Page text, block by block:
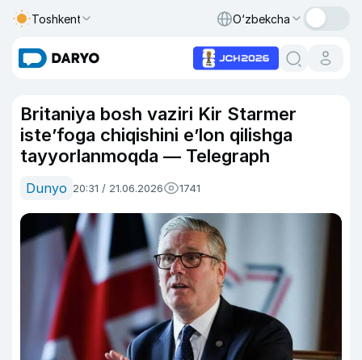
Toshkent O‘zbekcha
Britaniya bosh vaziri Kir Starmer
iste’foga chiqishini e’lon qilishga
tayyorlanmoqda — Telegraph
Dunyo 20:31 / 21.06.2026 1741